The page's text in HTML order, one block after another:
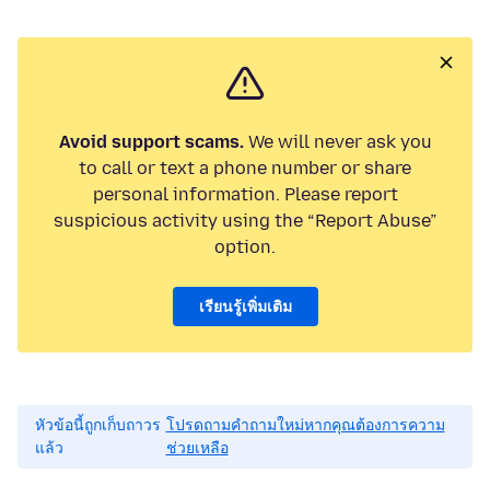
Avoid support scams.We will never ask you
to call or text a phone number or share
personal information. Please report
suspicious activity using the “Report Abuse”
option.
เรียนรู้เพิ่มเติม
หัวข้อนี้ถูกเก็บถาวร
แล้ว
โปรดถามคำถามใหม่หากคุณต้องการความ
ช่วยเหลือ